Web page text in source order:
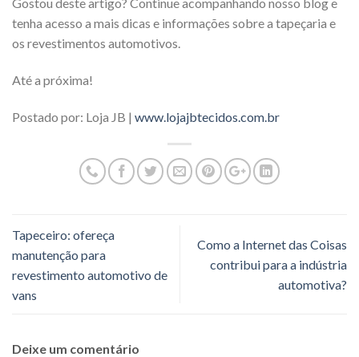
tenha acesso a mais dicas e informações sobre a tapeçaria e
os revestimentos automotivos.
Até a próxima!
Postado por: Loja JB | www.lojajbtecidos.com.br
Tapeceiro: ofereça
manutenção para
revestimento automotivo de
vans
Como a Internet das Coisas
contribui para a indústria
automotiva?
Deixe um comentário